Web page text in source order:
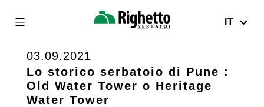
content
Righetto
IT
03.09.2021
Lo storico serbatoio di Pune :
Old Water Tower o Heritage
Water Tower